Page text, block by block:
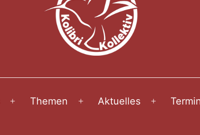
Menü
Themen
Menü
Aktuelles
Menü